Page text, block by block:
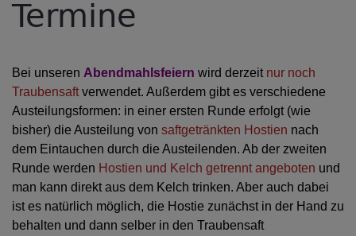
Termine
Bei unseren Abendmahlsfeiern wird derzeit nur noch
Traubensaft verwendet. Außerdem gibt es verschiedene
Austeilungsformen: in einer ersten Runde erfolgt (wie
bisher) die Austeilung von saftgetränkten Hostien nach
dem Eintauchen durch die Austeilenden. Ab der zweiten
Runde werden Hostien und Kelch getrennt angeboten und
man kann direkt aus dem Kelch trinken. Aber auch dabei
ist es natürlich möglich, die Hostie zunächst in der Hand zu
behalten und dann selber in den Traubensaft